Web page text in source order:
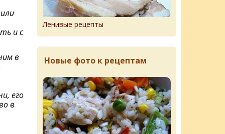
и с
в
его
в
Ленивые рецепты
Новые фото к рецептам